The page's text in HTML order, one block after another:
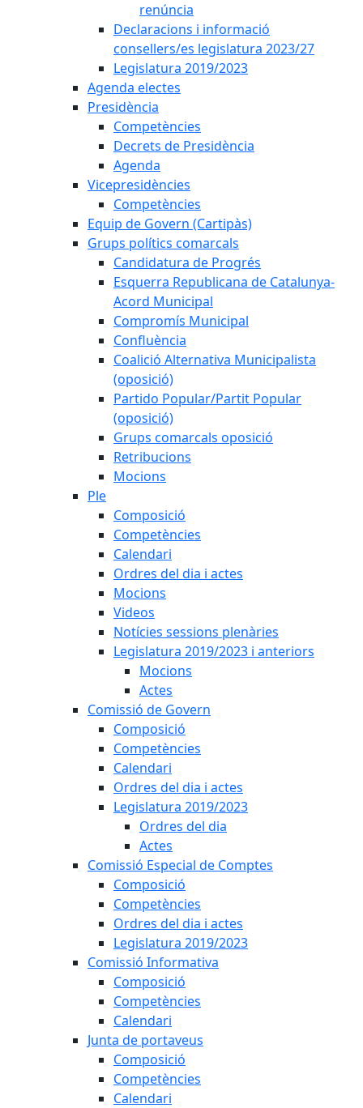
renúncia
Declaracions i informació
consellers/es legislatura 2023/27
Legislatura 2019/2023
Agenda electes
Presidència
Competències
Decrets de Presidència
Agenda
Vicepresidències
Competències
Equip de Govern (Cartipàs)
Grups polítics comarcals
Candidatura de Progrés
Esquerra Republicana de Catalunya-
Acord Municipal
Compromís Municipal
Confluència
Coalició Alternativa Municipalista
(oposició)
Partido Popular/Partit Popular
(oposició)
Grups comarcals oposició
Retribucions
Mocions
Ple
Composició
Competències
Calendari
Ordres del dia i actes
Mocions
Videos
Notícies sessions plenàries
Legislatura 2019/2023 i anteriors
Mocions
Actes
Comissió de Govern
Composició
Competències
Calendari
Ordres del dia i actes
Legislatura 2019/2023
Ordres del dia
Actes
Comissió Especial de Comptes
Composició
Competències
Ordres del dia i actes
Legislatura 2019/2023
Comissió Informativa
Composició
Competències
Calendari
Junta de portaveus
Composició
Competències
Calendari